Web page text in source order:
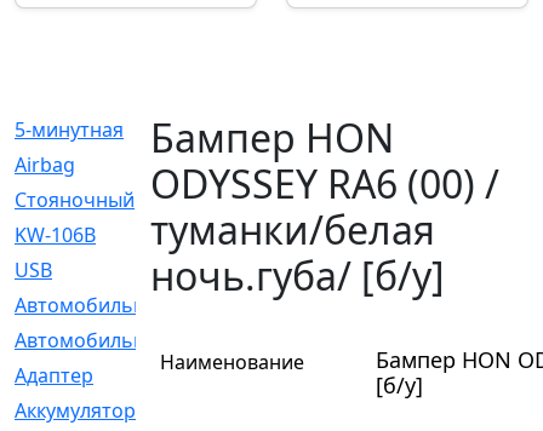
5-минутная
[1]
Airbag
[18]
Cтояночный
[1]
KW-106B
[0]
USB
[6]
Автомобильное
Автомобильный
Адаптер
[3]
Аккумулятор
Бампер HON
ODYSSEY RA6 (00) /
туманки/белая
ночь.губа/ [б/у]
Наименование
Бампер HON
[б/у]